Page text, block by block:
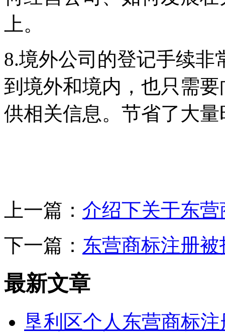
上。
8.境外公司的登记手续
到境外和境内，也只需
供相关信息。节省了大
上一篇： 介绍下关于东
下一篇： 东营商标注册
最新文章
垦利区个人东营商标